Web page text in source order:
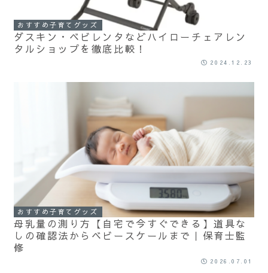
おすすめ子育てグッズ
ダスキン・ベビレンタなどハイローチェアレン
タルショップを徹底比較！
2024.12.23
おすすめ子育てグッズ
母乳量の測り方【自宅で今すぐできる】道具な
しの確認法からベビースケールまで｜保育士監
修
2026.07.01